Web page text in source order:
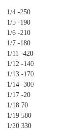
1/4 -250
1/5 -190
1/6 -210
1/7 -180
1/11 -420
1/12 -140
1/13 -170
1/14 -300
1/17 -20
1/18 70
1/19 580
1/20 330